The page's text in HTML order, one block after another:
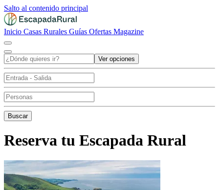
Salto al contenido principal
Inicio Casas Rurales Guías Ofertas Magazine
Ver opciones
Buscar
Reserva tu Escapada Rural